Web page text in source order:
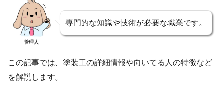
管理人
専門的な知識や技術が必要な職業です。
この記事では、塗装工の詳細情報や向いてる人の特徴など
を解説します。